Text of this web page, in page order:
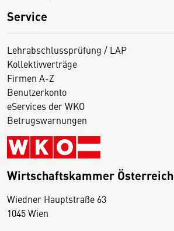
Service
Lehrabschlussprüfung / LAP
Kollektivverträge
Firmen A-Z
Benutzerkonto
eServices der WKO
Betrugswarnungen
Wirtschaftskammer Österreich
Wiedner Hauptstraße 63
1045 Wien
D